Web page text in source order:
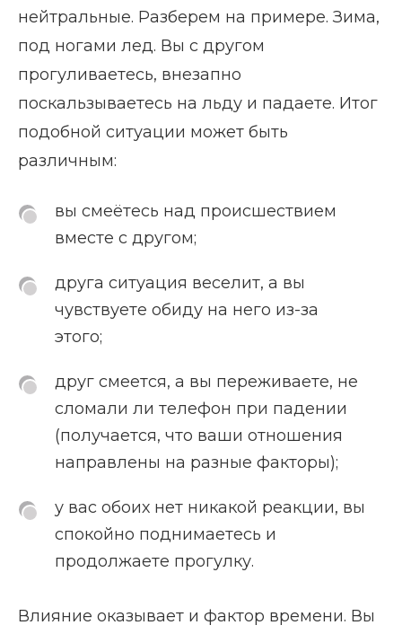
нейтральные. Разберем на примере. Зима,
под ногами лед. Вы с другом
прогуливаетесь, внезапно
поскальзываетесь на льду и падаете. Итог
подобной ситуации может быть
различным:
вы смеётесь над происшествием
вместе с другом;
друга ситуация веселит, а вы
чувствуете обиду на него из-за
этого;
друг смеется, а вы переживаете, не
сломали ли телефон при падении
(получается, что ваши отношения
направлены на разные факторы);
у вас обоих нет никакой реакции, вы
спокойно поднимаетесь и
продолжаете прогулку.
Влияние оказывает и фактор времени. Вы